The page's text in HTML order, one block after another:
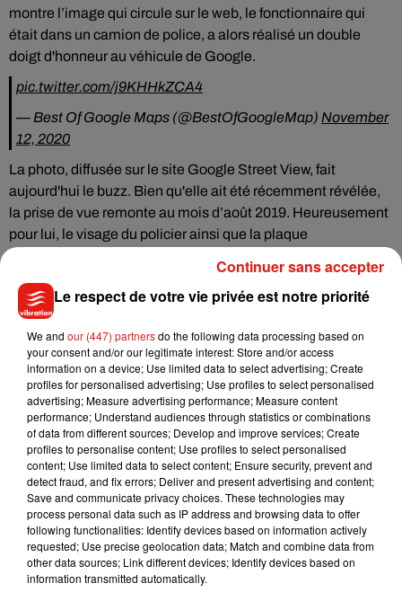
montre l’image qui circule sur le web, le fonctionnaire qui
était dans un camion de police, a alors réalisé un double
doigt d'honneur au véhicule de Google.
pic.twitter.com/j9KHHkZCA4
— Best Of Google Maps (@BestOfGoogleMap) November
12, 2020
La photo, diffusée sur le site Google Street View, fait
aujourd'hui le buzz. Bien qu'elle ait été récemment révélée,
la prise de vue remonte au mois d’août 2019. Heureusement
pour lui, le visage du policier ainsi que la plaque
Musique
5 août 2026
Benny Blanco invite Selena Gomez et
Becky G sur son nouveau single
4 août 2026
Tiny Desk invite Charlie Puth pour une
live session solaire
Le respect de votre vie privée est notre priorité
We and our (447) partnersdo the following data processing based on
your consent and/or our legitimate interest: Store and/or access
information on a device; Use limited data to select advertising; Create
profiles for personalised advertising; Use profiles to select personalised
advertising; Measure advertising performance; Measure content
performance; Understand audiences through statistics or combinations
of data from different sources; Develop and improve services; Create
profiles to personalise content; Use profiles to select personalised
content; Use limited data to select content; Ensure security, prevent and
detect fraud, and fix errors; Deliver and present advertising and content;
Save and communicate privacy choices. These technologies may
process personal data such as IP address and browsing data to offer
following functionalities: Identify devices based on information actively
requested; Use precise geolocation data; Match and combine data from
other data sources; Link different devices; Identify devices based on
information transmitted automatically.
Continuer sans accepter